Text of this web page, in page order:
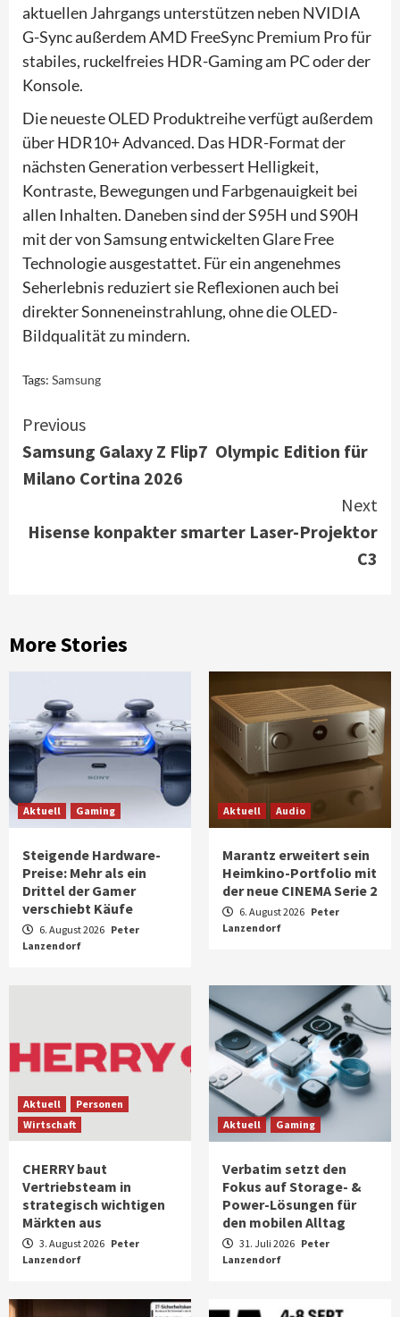
aktuellen Jahrgangs unterstützen neben NVIDIA
G-Sync außerdem AMD FreeSync Premium Pro für
stabiles, ruckelfreies HDR-Gaming am PC oder der
Konsole.
Die neueste OLED Produktreihe verfügt außerdem
über HDR10+ Advanced. Das HDR-Format der
nächsten Generation verbessert Helligkeit,
Kontraste, Bewegungen und Farbgenauigkeit bei
allen Inhalten. Daneben sind der S95H und S90H
mit der von Samsung entwickelten Glare Free
Technologie ausgestattet. Für ein angenehmes
Seherlebnis reduziert sie Reflexionen auch bei
direkter Sonneneinstrahlung, ohne die OLED-
Bildqualität zu mindern.
Tags: Samsung
Continue
Reading
Previous
Samsung Galaxy Z Flip7 Olympic Edition für
Milano Cortina 2026
Next
Hisense konpakter smarter Laser-Projektor
C3
More Stories
Aktuell Gaming
Steigende Hardware-
Preise: Mehr als ein
Drittel der Gamer
verschiebt Käufe
6. August 2026 Peter
Lanzendorf
Aktuell Audio
Marantz erweitert sein
Heimkino-Portfolio mit
der neue CINEMA Serie 2
6. August 2026 Peter
Lanzendorf
Aktuell
Personen
Wirtschaft
CHERRY baut
Vertriebsteam in
strategisch wichtigen
Märkten aus
3. August 2026 Peter
Lanzendorf
Aktuell Gaming
Verbatim setzt den
Fokus auf Storage- &
Power-Lösungen für
den mobilen Alltag
31. Juli 2026 Peter
Lanzendorf